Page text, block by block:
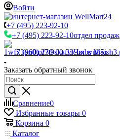
Войти
+7 (495) 223-92-10
+7 (495) 223-92-10отдел продаж
+7 (960) 230-00-33Чат в Max
Заказать обратный звонок
Сравнение0
Избранные товары 0
Корзина 0
Каталог